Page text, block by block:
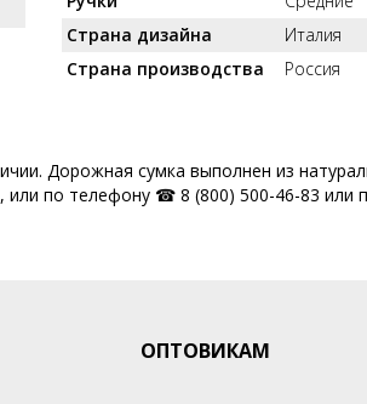
Страна дизайна
Италия
Страна производства
Россия
Дорожная сумка выполнен из
по телефону ☎ 8 (800) 500-46-83 или
ОПТОВИКАМ